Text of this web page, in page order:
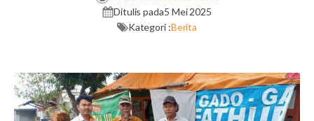
Ditulis pada5 Mei 2025
Kategori :Berita